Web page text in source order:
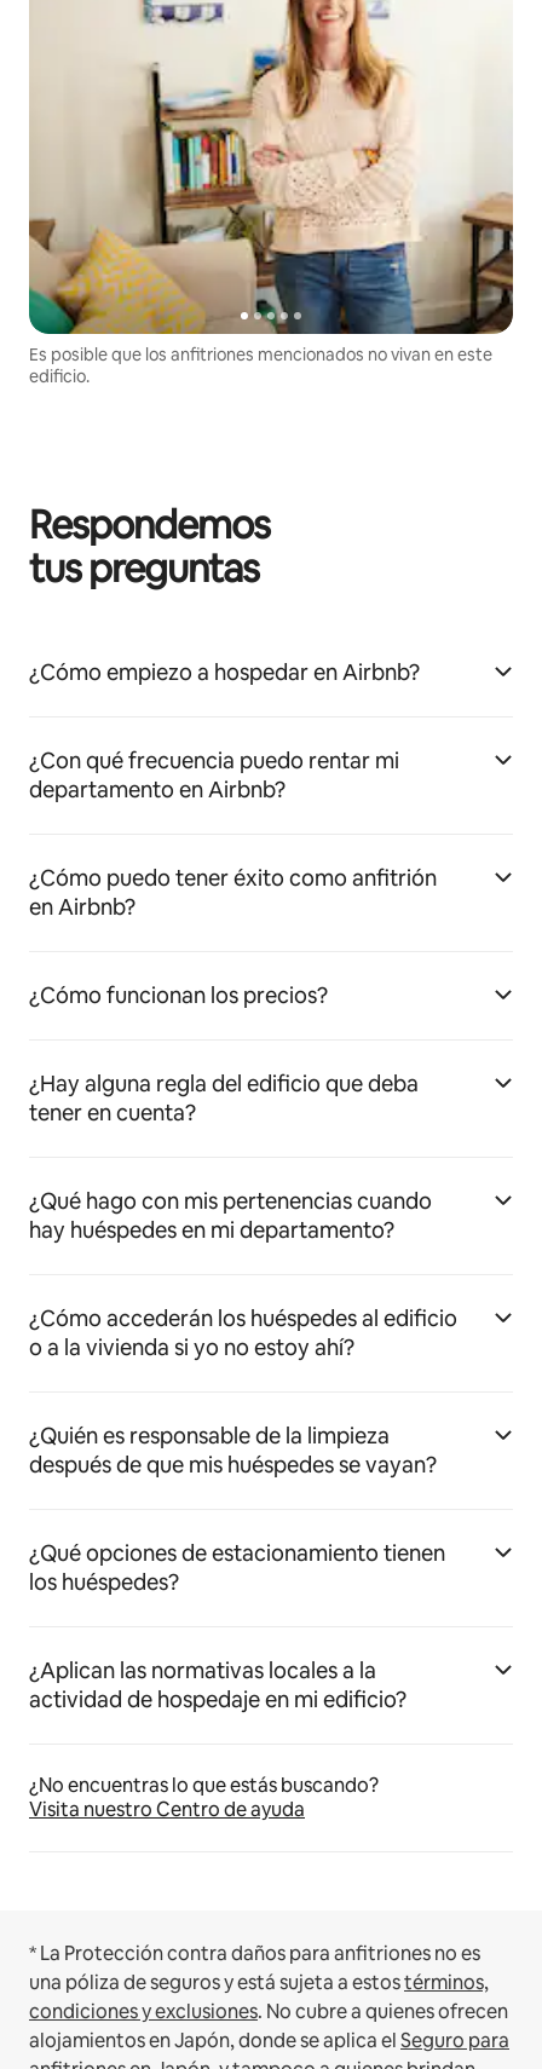
Es posible que los anfitriones mencionados no vivan en este
edificio.
Respondemos
tus preguntas
¿Cómo empiezo a hospedar en Airbnb?
¿Con qué frecuencia puedo rentar mi
departamento en Airbnb?
¿Cómo puedo tener éxito como anfitrión
en Airbnb?
¿Cómo funcionan los precios?
¿Hay alguna regla del edificio que deba
tener en cuenta?
¿Qué hago con mis pertenencias cuando
hay huéspedes en mi departamento?
¿Cómo accederán los huéspedes al edificio
o a la vivienda si yo no estoy ahí?
¿Quién es responsable de la limpieza
después de que mis huéspedes se vayan?
¿Qué opciones de estacionamiento tienen
los huéspedes?
¿Aplican las normativas locales a la
actividad de hospedaje en mi edificio?
¿No encuentras lo que estás buscando?
Visita nuestro Centro de ayuda
* La Protección contra daños para anfitriones no es
una póliza de seguros y está sujeta a estostérminos,
condiciones y exclusiones. No cubre a quienes ofrecen
alojamientos en Japón, donde se aplica elSeguro para